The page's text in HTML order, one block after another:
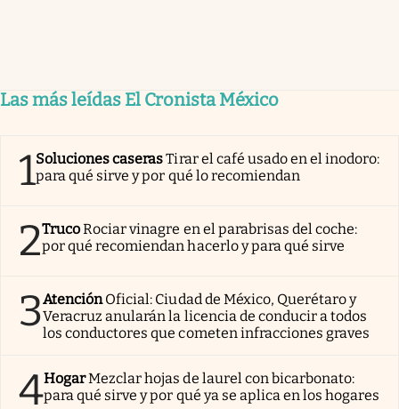
Las más leídas El Cronista México
1Soluciones caserasTirar el café usado en el inodoro:
para qué sirve y por qué lo recomiendan
2TrucoRociar vinagre en el parabrisas del coche:
por qué recomiendan hacerlo y para qué sirve
3AtenciónOficial: Ciudad de México, Querétaro y
Veracruz anularán la licencia de conducir a todos
los conductores que cometen infracciones graves
4HogarMezclar hojas de laurel con bicarbonato:
para qué sirve y por qué ya se aplica en los hogares